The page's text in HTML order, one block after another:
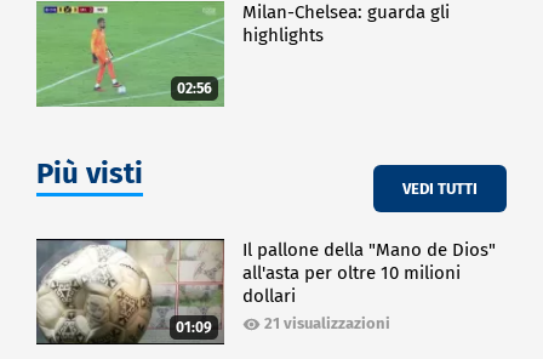
02:56
Milan-Chelsea: guarda gli
highlights
Più visti VEDI TUTTI
01:09
Il pallone della "Mano de Dios"
all'asta per oltre 10 milioni
dollari
21 visualizzazioni